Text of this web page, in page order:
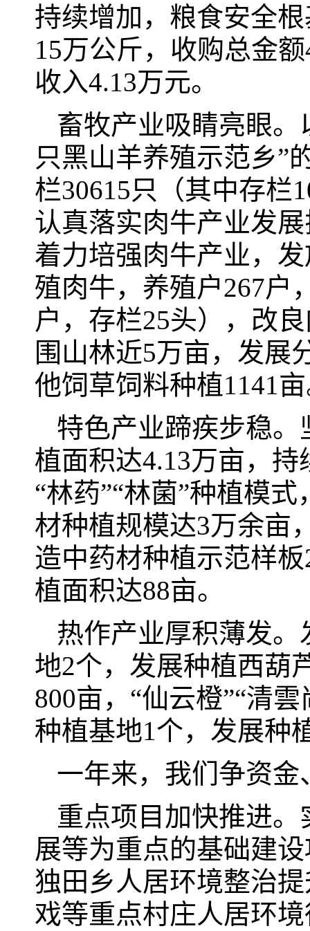
持续增加，粮食安全
15万公斤，收购总金
收入4.13万元。
畜牧产业吸睛亮眼。
只黑山羊养殖示范乡”
栏30615只（其中存栏
认真落实肉牛产业发
着力培强肉牛产业，
殖肉牛，养殖户267户
户，存栏25头），改
围山林近5万亩，发展
他饲草饲料种植1141
特色产业蹄疾步稳
植面积达4.13万亩，
“林药”“林菌”种植模
材种植规模达3万余亩
造中药材种植示范样
植面积达88亩。
热作产业厚积薄发
地2个，发展种植西葫
800亩，“仙云橙”“清
种植基地1个，发展种
一年来，我们争资金
重点项目加快推进
展等为重点的基础建
独田乡人居环境整治
戏等重点村庄人居环